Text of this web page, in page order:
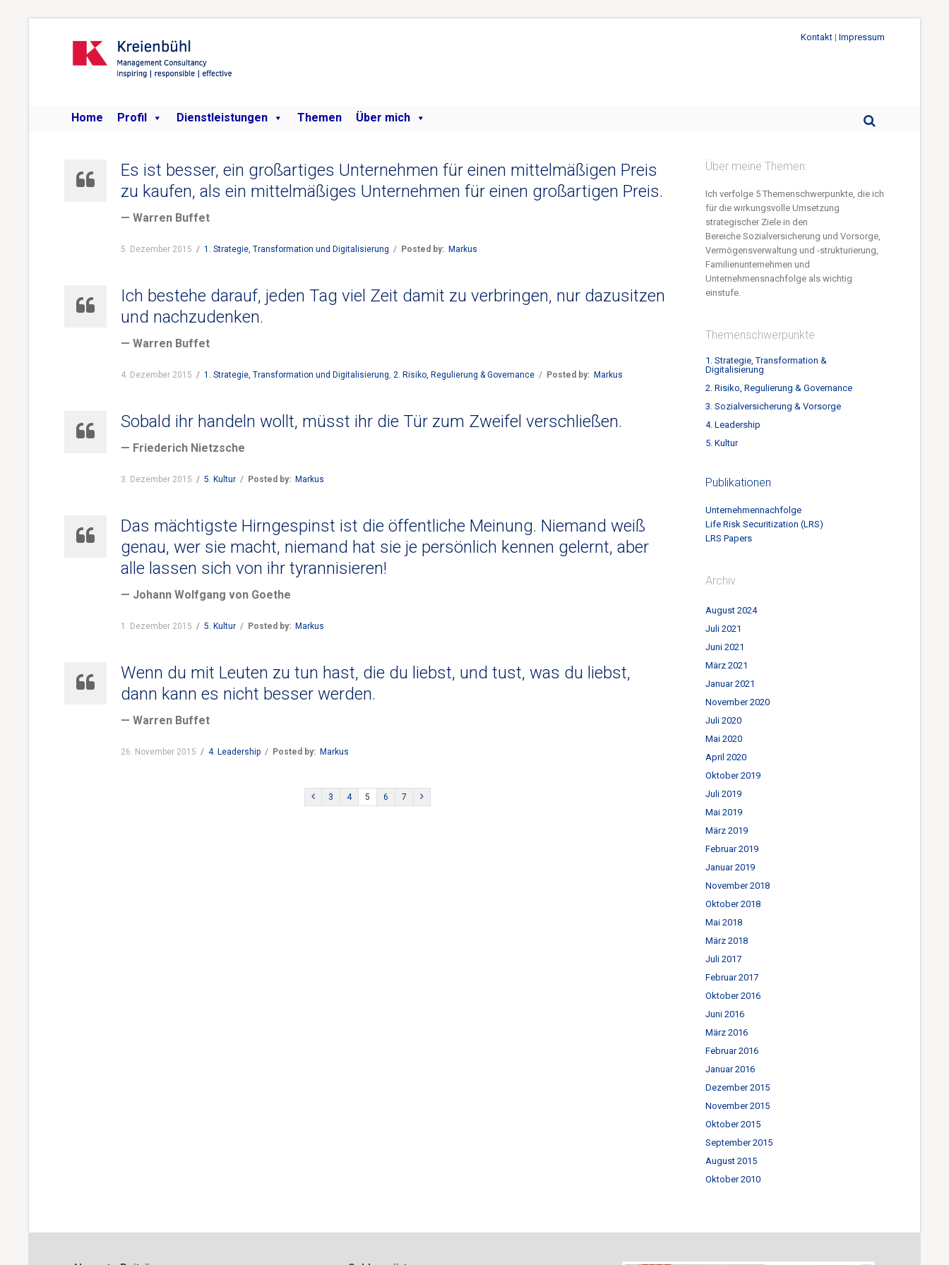
Kontakt| Impressum
Home Profil Dienstleistungen Themen Über mich
Es ist besser, ein großartiges Unternehmen für einen mittelmäßigen Preis
zu kaufen, als ein mittelmäßiges Unternehmen für einen großartigen Preis.
— Warren Buffet
5. Dezember 2015 / 1. Strategie, Transformation und Digitalisierung / Posted by: Markus
Ich bestehe darauf, jeden Tag viel Zeit damit zu verbringen, nur dazusitzen
und nachzudenken.
— Warren Buffet
4. Dezember 2015 / 1. Strategie, Transformation und Digitalisierung,2. Risiko, Regulierung & Governance / Posted by: Markus
Sobald ihr handeln wollt, müsst ihr die Tür zum Zweifel verschließen.
— Friederich Nietzsche
3. Dezember 2015 / 5. Kultur / Posted by: Markus
Das mächtigste Hirngespinst ist die öffentliche Meinung. Niemand weiß
genau, wer sie macht, niemand hat sie je persönlich kennen gelernt, aber
alle lassen sich von ihr tyrannisieren!
— Johann Wolfgang von Goethe
1. Dezember 2015 / 5. Kultur / Posted by: Markus
Wenn du mit Leuten zu tun hast, die du liebst, und tust, was du liebst,
dann kann es nicht besser werden.
— Warren Buffet
26. November 2015 / 4. Leadership / Posted by: Markus
3 4 5 6 7
Über meine Themen:
Ich verfolge 5 Themenschwerpunkte, die ich
für die wirkungsvolle Umsetzung
strategischer Ziele in den
Bereiche Sozialversicherung und Vorsorge,
Vermögensverwaltung und -strukturierung,
Familienunternehmen und
Unternehmensnachfolge als wichtig
einstufe.
Themenschwerpunkte
1. Strategie, Transformation &
Digitalisierung
2. Risiko, Regulierung & Governance
3. Sozialversicherung & Vorsorge
4. Leadership
5. Kultur
Publikationen
Unternehmennachfolge
Life Risk Securitization (LRS)
LRS Papers
Archiv
August 2024
Juli 2021
Juni 2021
März 2021
Januar 2021
November 2020
Juli 2020
Mai 2020
April 2020
Oktober 2019
Juli 2019
Mai 2019
März 2019
Februar 2019
Januar 2019
November 2018
Oktober 2018
Mai 2018
März 2018
Juli 2017
Februar 2017
Oktober 2016
Juni 2016
März 2016
Februar 2016
Januar 2016
Dezember 2015
November 2015
Oktober 2015
September 2015
August 2015
Oktober 2010